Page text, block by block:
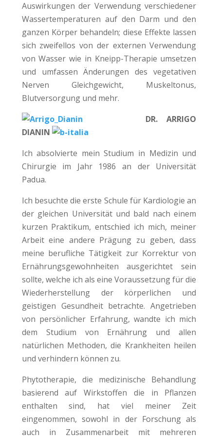
Auswirkungen der Verwendung verschiedener
Wassertemperaturen auf den Darm und den
ganzen Körper behandeln; diese Effekte lassen
sich zweifellos von der externen Verwendung
von Wasser wie in Kneipp-Therapie umsetzen
und umfassen Änderungen des vegetativen
Nerven Gleichgewicht, Muskeltonus,
Blutversorgung und mehr.
DR. ARRIGO
DIANIN
Ich absolvierte mein Studium in Medizin und
Chirurgie im Jahr 1986 an der Universität
Padua.
Ich besuchte die erste Schule für Kardiologie an
der gleichen Universität und bald nach einem
kurzen Praktikum, entschied ich mich, meiner
Arbeit eine andere Prägung zu geben, dass
meine berufliche Tätigkeit zur Korrektur von
Ernährungsgewohnheiten ausgerichtet sein
sollte, welche ich als eine Voraussetzung für die
Wiederherstellung der körperlichen und
geistigen Gesundheit betrachte. Angetrieben
von persönlicher Erfahrung, wandte ich mich
dem Studium von Ernährung und allen
natürlichen Methoden, die Krankheiten heilen
und verhindern können zu.
Phytotherapie, die medizinische Behandlung
basierend auf Wirkstoffen die in Pflanzen
enthalten sind, hat viel meiner Zeit
eingenommen, sowohl in der Forschung als
auch in Zusammenarbeit mit mehreren